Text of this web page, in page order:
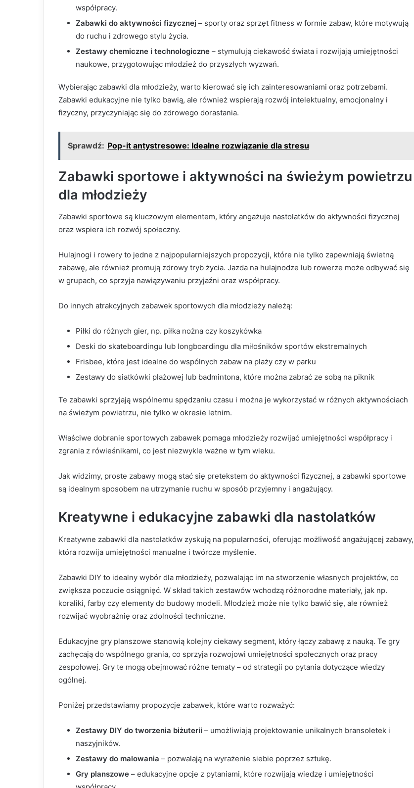
współpracy.
Zabawki do aktywności fizycznej – sporty oraz sprzęt fitness w formie zabaw, które motywują
do ruchu i zdrowego stylu życia.
Zestawy chemiczne i technologiczne – stymulują ciekawość świata i rozwijają umiejętności
naukowe, przygotowując młodzież do przyszłych wyzwań.
Wybierając zabawki dla młodzieży, warto kierować się ich zainteresowaniami oraz potrzebami.
Zabawki edukacyjne nie tylko bawią, ale również wspierają rozwój intelektualny, emocjonalny i
fizyczny, przyczyniając się do zdrowego dorastania.
Sprawdź: Pop-it antystresowe: Idealne rozwiązanie dla stresu
Zabawki sportowe i aktywności na świeżym powietrzu
dla młodzieży
Zabawki sportowe są kluczowym elementem, który angażuje nastolatków do aktywności fizycznej
oraz wspiera ich rozwój społeczny.
Hulajnogi i rowery to jedne z najpopularniejszych propozycji, które nie tylko zapewniają świetną
zabawę, ale również promują zdrowy tryb życia. Jazda na hulajnodze lub rowerze może odbywać się
w grupach, co sprzyja nawiązywaniu przyjaźni oraz współpracy.
Do innych atrakcyjnych zabawek sportowych dla młodzieży należą:
Piłki do różnych gier, np. piłka nożna czy koszykówka
Deski do skateboardingu lub longboardingu dla miłośników sportów ekstremalnych
Frisbee, które jest idealne do wspólnych zabaw na plaży czy w parku
Zestawy do siatkówki plażowej lub badmintona, które można zabrać ze sobą na piknik
Te zabawki sprzyjają wspólnemu spędzaniu czasu i można je wykorzystać w różnych aktywnościach
na świeżym powietrzu, nie tylko w okresie letnim.
Właściwe dobranie sportowych zabawek pomaga młodzieży rozwijać umiejętności współpracy i
zgrania z rówieśnikami, co jest niezwykle ważne w tym wieku.
Jak widzimy, proste zabawy mogą stać się pretekstem do aktywności fizycznej, a zabawki sportowe
są idealnym sposobem na utrzymanie ruchu w sposób przyjemny i angażujący.
Kreatywne i edukacyjne zabawki dla nastolatków
Kreatywne zabawki dla nastolatków zyskują na popularności, oferując możliwość angażującej zabawy,
która rozwija umiejętności manualne i twórcze myślenie.
Zabawki DIY to idealny wybór dla młodzieży, pozwalając im na stworzenie własnych projektów, co
zwiększa poczucie osiągnięć. W skład takich zestawów wchodzą różnorodne materiały, jak np.
koraliki, farby czy elementy do budowy modeli. Młodzież może nie tylko bawić się, ale również
rozwijać wyobraźnię oraz zdolności techniczne.
Edukacyjne gry planszowe stanowią kolejny ciekawy segment, który łączy zabawę z nauką. Te gry
zachęcają do wspólnego grania, co sprzyja rozwojowi umiejętności społecznych oraz pracy
zespołowej. Gry te mogą obejmować różne tematy – od strategii po pytania dotyczące wiedzy
ogólnej.
Poniżej przedstawiamy propozycje zabawek, które warto rozważyć:
Zestawy DIY do tworzenia biżuterii – umożliwiają projektowanie unikalnych bransoletek i
naszyjników.
Zestawy do malowania – pozwalają na wyrażenie siebie poprzez sztukę.
Gry planszowe – edukacyjne opcje z pytaniami, które rozwijają wiedzę i umiejętności